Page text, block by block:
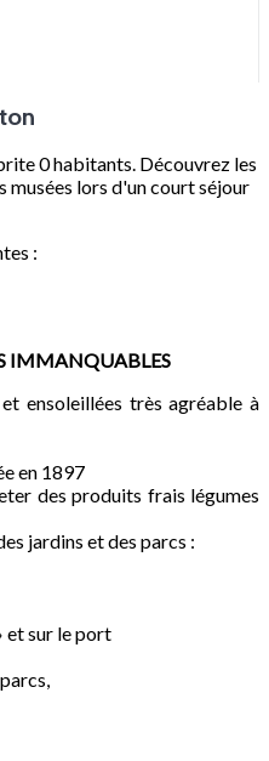
0 habitants. Découvrez les
musées lors d'un court séjour
:
IMMANQUABLES
ensoleillées très agréable à
en 1897
des produits frais légumes
jardins et des parcs :
et sur le port